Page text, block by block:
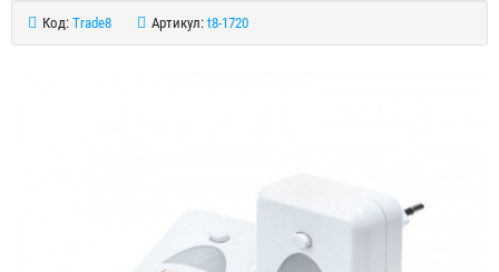
Код: Trade8 Артикул: t8-1720